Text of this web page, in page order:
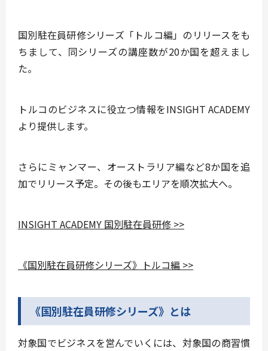
国別駐在員研修シリーズ「トルコ編」のリリースをも
ちまして、同シリーズの講座数が20か国を超えまし
た。
トルコのビジネスに役立つ情報をINSIGHT ACADEMY
より提供します。
さらにミャンマー、オーストラリア編など8か国を追
加でリリース予定。その後もエリアを順次拡大へ。
INSIGHT ACADEMY 国別駐在員研修 >>
《国別駐在員研修シリーズ》トルコ編 >>
《国別駐在員研修シリーズ》とは
対象国でビジネスを営んでいくには、 対象国の商習慣